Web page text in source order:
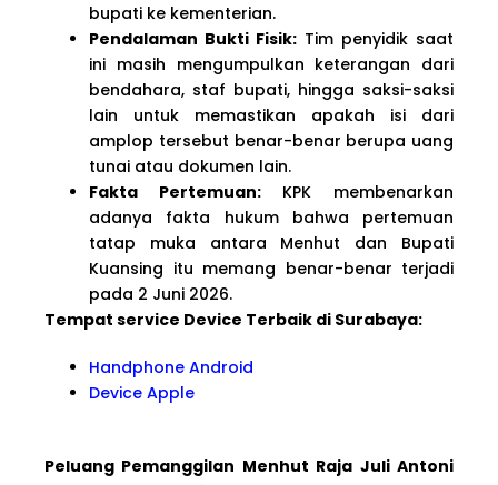
bupati ke kementerian.
Pendalaman Bukti Fisik: Tim penyidik saat
ini masih mengumpulkan keterangan dari
bendahara, staf bupati, hingga saksi-saksi
lain untuk memastikan apakah isi dari
amplop tersebut benar-benar berupa uang
tunai atau dokumen lain.
Fakta Pertemuan:KPK membenarkan
adanya fakta hukum bahwa pertemuan
tatap muka antara Menhut dan Bupati
Kuansing itu memang benar-benar terjadi
pada 2 Juni 2026.
Tempat service Device Terbaik di Surabaya:
Handphone Android
Device Apple
Peluang Pemanggilan Menhut Raja Juli Antoni